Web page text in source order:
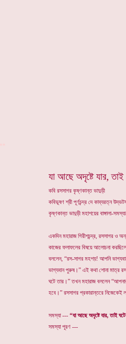
যা আছে অদৃষ্টে যার, তাই
কবি রসসাগর কৃষ্ণকান্ত ভাদুড়ী
কবিভূষণ শ্রী পূর্ণচন্দ্র দে কাব্যরত্ন
কৃষ্ণকান্ত ভাদুড়ী মহাশয়ের বাঙ্গালা-
একদিন মহারাজ গিরীশচন্দ্র, রসসাগর ও
কাজের ফলাফলের বিষয়ে আলোচনা
বললেন, “রস-সাগর মহশয়! আপনি
ভাগ্যবান পুরুষ।” এই কথা শোনা মাত্র
ঘটে তার।” তখন মহারাজ বললেন
হবে।” রসসাগর প্রকারান্তরে নিজেকেই
সমস্যা --- “যা আছে অদৃষ্টে যার, তাই
সমস্যা পূরণ ---